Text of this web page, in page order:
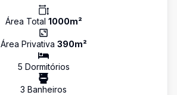
Área Total 1000m²
Área Privativa 390m²
5 Dormitórios
3 Banheiros